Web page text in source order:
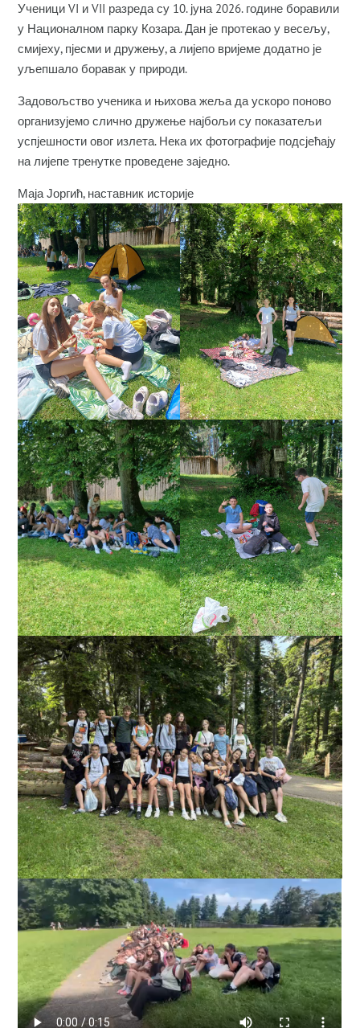
Ученици VI и VII разреда су 10. јуна 2026. године боравили
у Националном парку Козара. Дан је протекао у весељу,
смијеху, пјесми и дружењу, а лијепо вријеме додатно је
уљепшало боравак у природи.
Задовољство ученика и њихова жеља да ускоро поново
организујемо слично дружење најбољи су показатељи
успјешности овог излета. Нека их фотографије подсјећају
на лијепе тренутке проведене заједно.
Маја Јоргић, наставник историје